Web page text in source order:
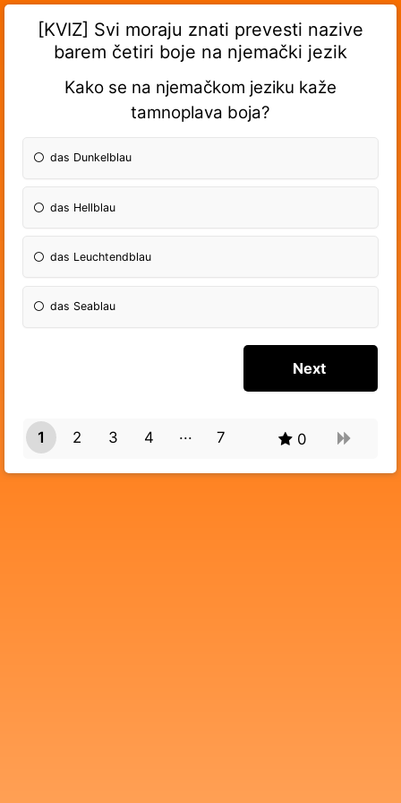
[KVIZ] Svi moraju znati prevesti nazive
barem četiri boje na njemački jezik
Kako se na njemačkom jeziku kaže
tamnoplava boja?
das Dunkelblau
das Hellblau
das Leuchtendblau
das Seablau
1 2 3
4
7 0